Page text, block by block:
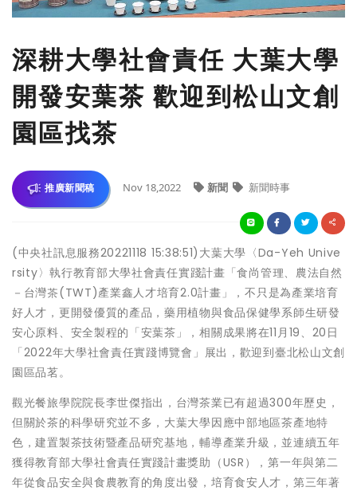
深耕大學社會責任 大葉大學
開發安葉茶 歡迎到松山文創
園區找茶
推廣新聞稿 Nov 18,2022 新聞 新聞時事
(中央社訊息服務20221118 15:38:51)大葉大學〈Da-Yeh Unive
rsity〉執行教育部大學社會責任實踐計畫「食尚管理、農法自然
－台灣茶(TWT)產業鑫人才培育2.0計畫」，不只是為產業培育
好人才，更開發優質的產品，藥用植物與食品保健學系師生研發
安心原料、安全製程的「安葉茶」，相關成果將在11月19、20日
「2022年大學社會責任實踐博覽會」展出，歡迎到臺北松山文創
園區品茗。
觀光餐旅學院院長李世傑指出，台灣茶業已有超過300年歷史，
但關於茶的科學研究並不多，大葉大學因應中部地區茶產地特
色，建置製茶技術暨產品研究基地，輔導產業升級，並連續五年
獲得教育部大學社會責任實踐計畫獎助（USR），第一年與第二
年從食品安全與食農教育的角度出發，培育食安人才，第三年著